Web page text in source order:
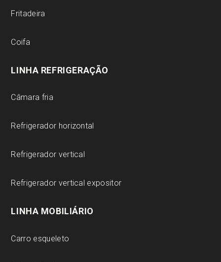
Fritadeira
Coifa
LINHA REFRIGERAÇÃO
Câmara fria
Refrigerador horizontal
Refrigerador vertical
Refrigerador vertical expositor
LINHA MOBILIÁRIO
Carro esqueleto